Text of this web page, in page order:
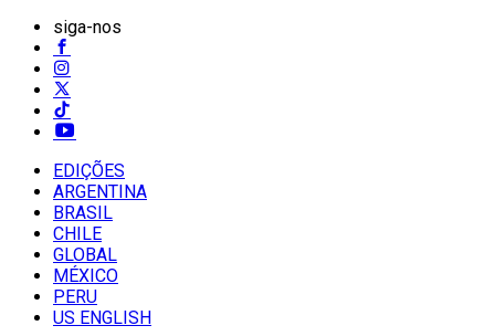
siga-nos
EDIÇÕES
ARGENTINA
BRASIL
CHILE
GLOBAL
MÉXICO
PERU
US ENGLISH